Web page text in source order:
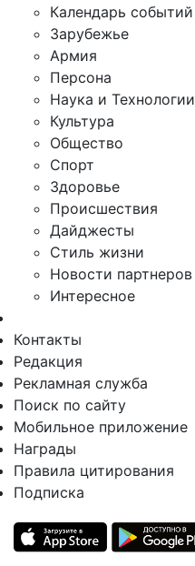
Календарь событий
Зарубежье
Армия
Персона
Наука и Технологии
Культура
Общество
Спорт
Здоровье
Происшествия
Дайджесты
Стиль жизни
Новости партнеров
Интересное
Контакты
Редакция
Рекламная служба
Поиск по сайту
Мобильное приложение
Награды
Правила цитирования
Подписка